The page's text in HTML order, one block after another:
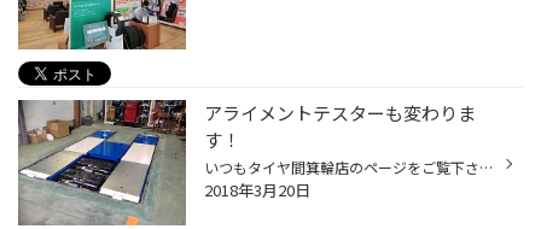
アライメントテスターも変わりま
す！
いつもタイヤ間箕輪店のページをご覧下さりありがとうございます。 当店は只今改装のための工事やら作業に追われております。 タイヤ交換の時期ですので御迷惑をおかけしますが、今週の土曜日のオープンに向けて頑張っておりますので、もう少しお待ちくださいね。 改装のネタが続いておりますが、今...
2018年3月20日